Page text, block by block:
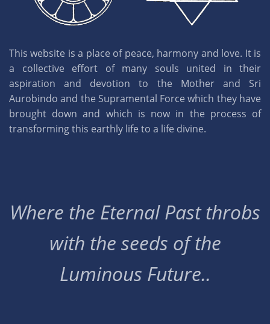
This website is a place of peace, harmony and love. It is
a collective effort of many souls united in their
aspiration and devotion to the Mother and Sri
Aurobindo and the Supramental Force which they have
brought down and which is now in the process of
transforming this earthly life to a life divine.
Where the Eternal Past throbs
with the seeds of the
Luminous Future..